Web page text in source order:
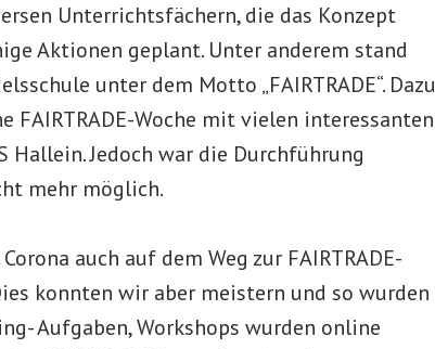
Unterrichtsfächern, die das Konzept
Aktionen geplant. Unter anderem stand
unter dem Motto „FAIRTRADE“. Dazu
FAIRTRADE-Woche mit vielen interessanten
Hallein. Jedoch war die Durchführung
mehr möglich.
auch auf dem Weg zur FAIRTRADE-
konnten wir aber meistern und so wurden
Aufgaben, Workshops wurden online